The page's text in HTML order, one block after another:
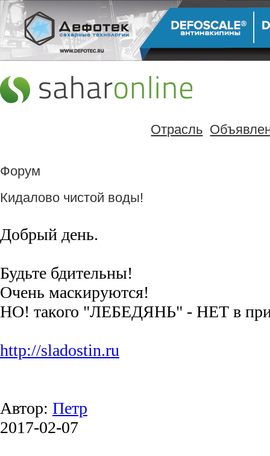
Отрасль
Форум
Кидалово чистой воды!
Добрый день.
Будьте бдительны!
Очень маскируются!
НО! такого "ЛЕБЕДЯНЬ" - НЕТ в
http://sladostin.ru
Автор: Петр
2017-02-07